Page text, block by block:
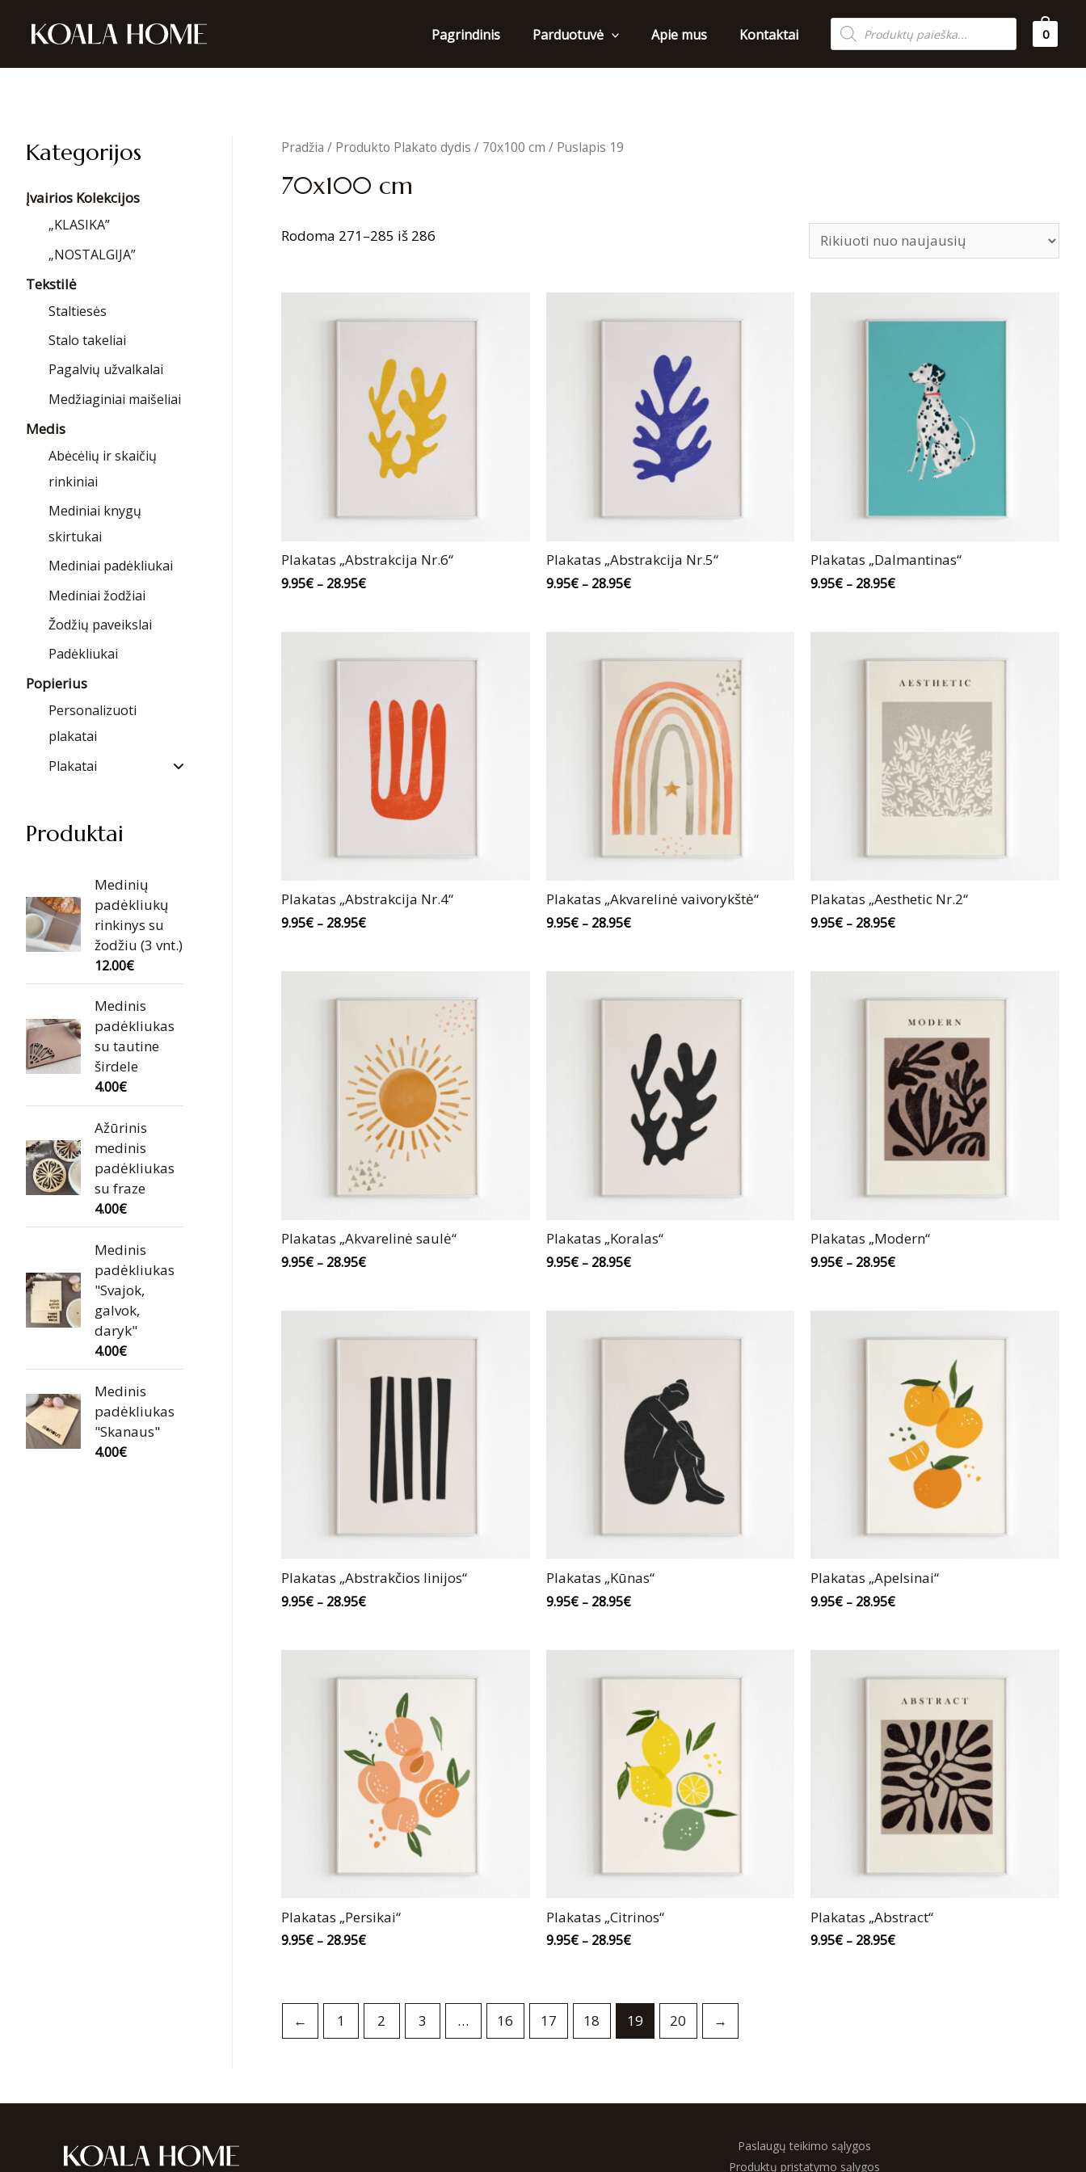
Pagrindinis Parduotuvė Apie mus Kontaktai
Products
search 0
Kategorijos
Įvairios Kolekcijos
„KLASIKA”
„NOSTALGIJA”
Tekstilė
Staltiesės
Stalo takeliai
Pagalvių užvalkalai
Medžiaginiai maišeliai
Medis
Abėcėlių ir skaičių
rinkiniai
Mediniai knygų
skirtukai
Mediniai padėkliukai
Mediniai žodžiai
Žodžių paveikslai
Padėkliukai
Popierius
Personalizuoti
plakatai
Plakatai
Produktai
Medinių
padėkliukų
rinkinys su
žodžiu (3 vnt.)
12.00€
Medinis
padėkliukas
su tautine
širdele
4.00€
Ažūrinis
medinis
padėkliukas
su fraze
4.00€
Medinis
padėkliukas
"Svajok,
galvok,
daryk"
4.00€
Medinis
padėkliukas
"Skanaus"
4.00€
Pradžia / Produkto Plakato dydis / 70x100 cm / Puslapis 19
70x100 cm
Rodoma 271–285 iš 286
Plakatas „Abstrakcija Nr.6“
9.95€ – 28.95€
Plakatas „Abstrakcija Nr.5“
9.95€– 28.95€
Plakatas „Dalmantinas“
9.95€ – 28.95€
Plakatas „Abstrakcija Nr.4“
9.95€ – 28.95€
Plakatas „Akvarelinė vaivorykštė“
9.95€– 28.95€
Plakatas „Aesthetic Nr.2“
9.95€ – 28.95€
Plakatas „Akvarelinė saulė“
9.95€ – 28.95€
Plakatas „Koralas“
9.95€– 28.95€
Plakatas „Modern“
9.95€ – 28.95€
Plakatas „Abstrakčios linijos“
9.95€ – 28.95€
Plakatas „Kūnas“
9.95€– 28.95€
Plakatas „Apelsinai“
9.95€ – 28.95€
Plakatas „Persikai“
9.95€ – 28.95€
Plakatas „Citrinos“
9.95€– 28.95€
Plakatas „Abstract“
9.95€ – 28.95€
← 1 2 3 … 16 17 18 19 20 →
Paslaugų teikimo sąlygos
Produktų pristatymo sąlygos